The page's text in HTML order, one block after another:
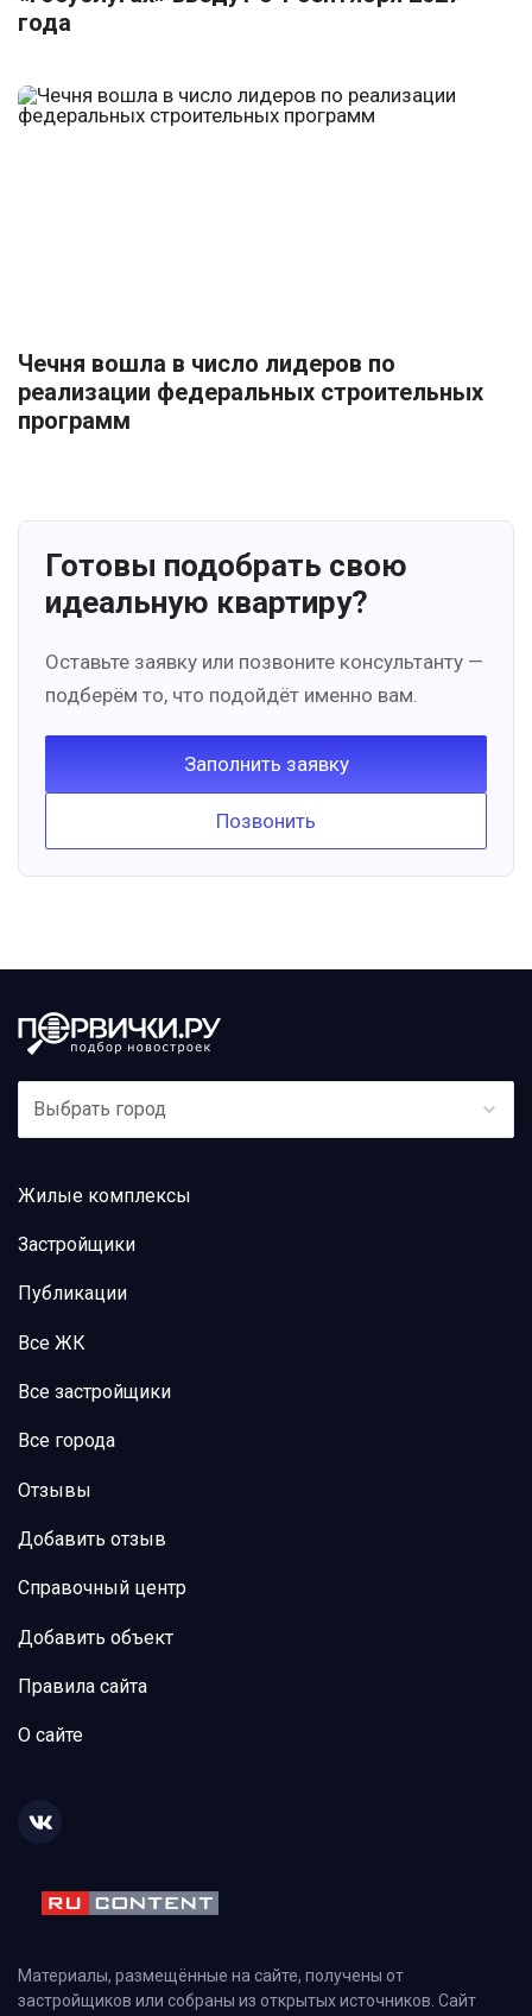
года
Чечня вошла в число лидеров по
реализации федеральных строительных
программ
Готовы подобрать свою
идеальную квартиру?
Оставьте заявку или позвоните консультанту —
подберём то, что подойдёт именно вам.
Заполнить заявку
Позвонить
Выбрать город
Жилые комплексы
Застройщики
Публикации
Все ЖК
Все застройщики
Все города
Отзывы
Добавить отзыв
Справочный центр
Добавить объект
Правила сайта
О сайте
Материалы, размещённые на сайте, получены от
застройщиков или собраны из открытых источников. Сайт